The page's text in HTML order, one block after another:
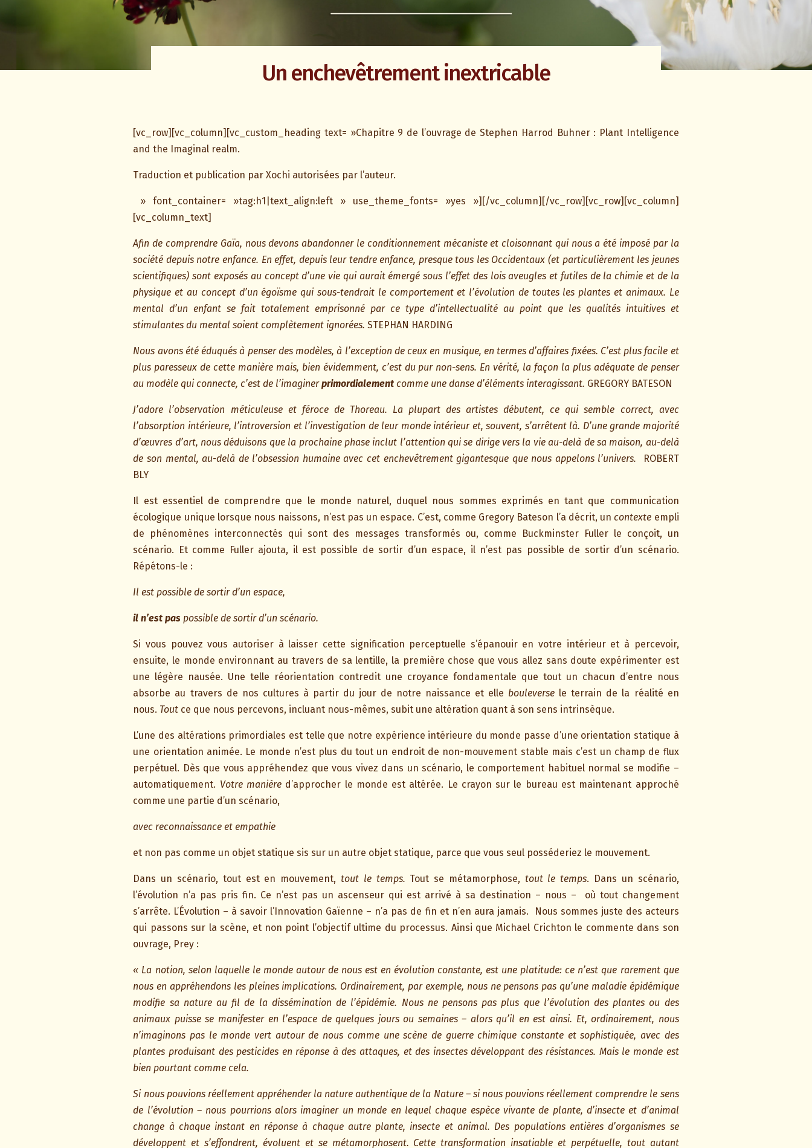
Un enchevêtrement inextricable
[vc_row][vc_column][vc_custom_heading text= »Chapitre 9 de l’ouvrage de Stephen Harrod Buhner : Plant Intelligence
and the Imaginal realm.
Traduction et publication par Xochi autorisées par l’auteur.
» font_container= »tag:h1|text_align:left » use_theme_fonts= »yes »][/vc_column][/vc_row][vc_row][vc_column]
[vc_column_text]
Afin de comprendre Gaïa, nous devons abandonner le conditionnement mécaniste et cloisonnant qui nous a été imposé par la
société depuis notre enfance. En effet, depuis leur tendre enfance, presque tous les Occidentaux (et particulièrement les jeunes
scientifiques) sont exposés au concept d’une vie qui aurait émergé sous l’effet des lois aveugles et futiles de la chimie et de la
physique et au concept d’un égoïsme qui sous-tendrait le comportement et l’évolution de toutes les plantes et animaux. Le
mental d’un enfant se fait totalement emprisonné par ce type d’intellectualité au point que les qualités intuitives et
stimulantes du mental soient complètement ignorées. STEPHAN HARDING
Nous avons été éduqués à penser des modèles, à l’exception de ceux en musique, en termes d’affaires fixées. C’est plus facile et
plus paresseux de cette manière mais, bien évidemment, c’est du pur non-sens. En vérité, la façon la plus adéquate de penser
au modèle qui connecte, c’est de l’imaginerprimordialementcomme une danse d’éléments interagissant. GREGORY BATESON
J’adore l’observation méticuleuse et féroce de Thoreau. La plupart des artistes débutent, ce qui semble correct, avec
l’absorption intérieure, l’introversion et l’investigation de leur monde intérieur et, souvent, s’arrêtent là. D’une grande majorité
d’œuvres d’art, nous déduisons que la prochaine phase inclut l’attention qui se dirige vers la vie au-delà de sa maison, au-delà
de son mental, au-delà de l’obsession humaine avec cet enchevêtrement gigantesque que nous appelons l’univers.
ROBERT
BLY
Il est essentiel de comprendre que le monde naturel, duquel nous sommes exprimés en tant que communication
écologique unique lorsque nous naissons, n’est pas un espace. C’est, comme Gregory Bateson l’a décrit, uncontexte empli
de phénomènes interconnectés qui sont des messages transformés ou, comme Buckminster Fuller le conçoit, un
scénario. Et comme Fuller ajouta, il est possible de sortir d’un espace, il n’est pas possible de sortir d’un scénario.
Répétons-le :
Il est possible de sortir d’un espace,
il n’est pas possible de sortir d’un scénario.
Si vous pouvez vous autoriser à laisser cette signification perceptuelle s’épanouir en votre intérieur et à percevoir,
ensuite, le monde environnant au travers de sa lentille, la première chose que vous allez sans doute expérimenter est
une légère nausée. Une telle réorientation contredit une croyance fondamentale que tout un chacun d’entre nous
absorbe au travers de nos cultures à partir du jour de notre naissance et elle bouleverse le terrain de la réalité en
nous. Tout ce que nous percevons, incluant nous-mêmes, subit une altération quant à son sens intrinsèque.
L’une des altérations primordiales est telle que notre expérience intérieure du monde passe d’une orientation statique à
une orientation animée. Le monde n’est plus du tout un endroit de non-mouvement stable mais c’est un champ de flux
perpétuel. Dès que vous appréhendez que vous vivez dans un scénario, le comportement habituel normal se modifie –
automatiquement. Votre manière d’approcher le monde est altérée. Le crayon sur le bureau est maintenant approché
comme une partie d’un scénario,
avec reconnaissance et empathie
et non pas comme un objet statique sis sur un autre objet statique, parce que vous seul posséderiez le mouvement.
Dans un scénario, tout est en mouvement, tout le temps. Tout se métamorphose, tout le temps. Dans un scénario,
l’évolution n’a pas pris fin. Ce n’est pas un ascenseur qui est arrivé à sa destination – nous –
où tout changement
s’arrête. L’Évolution – à savoir l’Innovation Gaïenne – n’a pas de fin et n’en aura jamais.
Nous sommes juste des acteurs
qui passons sur la scène, et non point l’objectif ultime du processus. Ainsi que Michael Crichton le commente dans son
ouvrage, Prey :
« La notion, selon laquelle le monde autour de nous est en évolution constante, est une platitude: ce n’est que rarement que
nous en appréhendons les pleines implications. Ordinairement, par exemple, nous ne pensons pas qu’une maladie épidémique
modifie sa nature au fil de la dissémination de l’épidémie. Nous ne pensons pas plus que l’évolution des plantes ou des
animaux puisse se manifester en l’espace de quelques jours ou semaines – alors qu’il en est ainsi. Et, ordinairement, nous
n’imaginons pas le monde vert autour de nous comme une scène de guerre chimique constante et sophistiquée, avec des
plantes produisant des pesticides en réponse à des attaques, et des insectes développant des résistances. Mais le monde est
bien pourtant comme cela.
Si nous pouvions réellement appréhender la nature authentique de la Nature – si nous pouvions réellement comprendre le sens
de l’évolution – nous pourrions alors imaginer un monde en lequel chaque espèce vivante de plante, d’insecte et d’animal
change à chaque instant en réponse à chaque autre plante, insecte et animal. Des populations entières d’organismes se
développent et s’effondrent, évoluent et se métamorphosent. Cette transformation insatiable et perpétuelle, tout autant